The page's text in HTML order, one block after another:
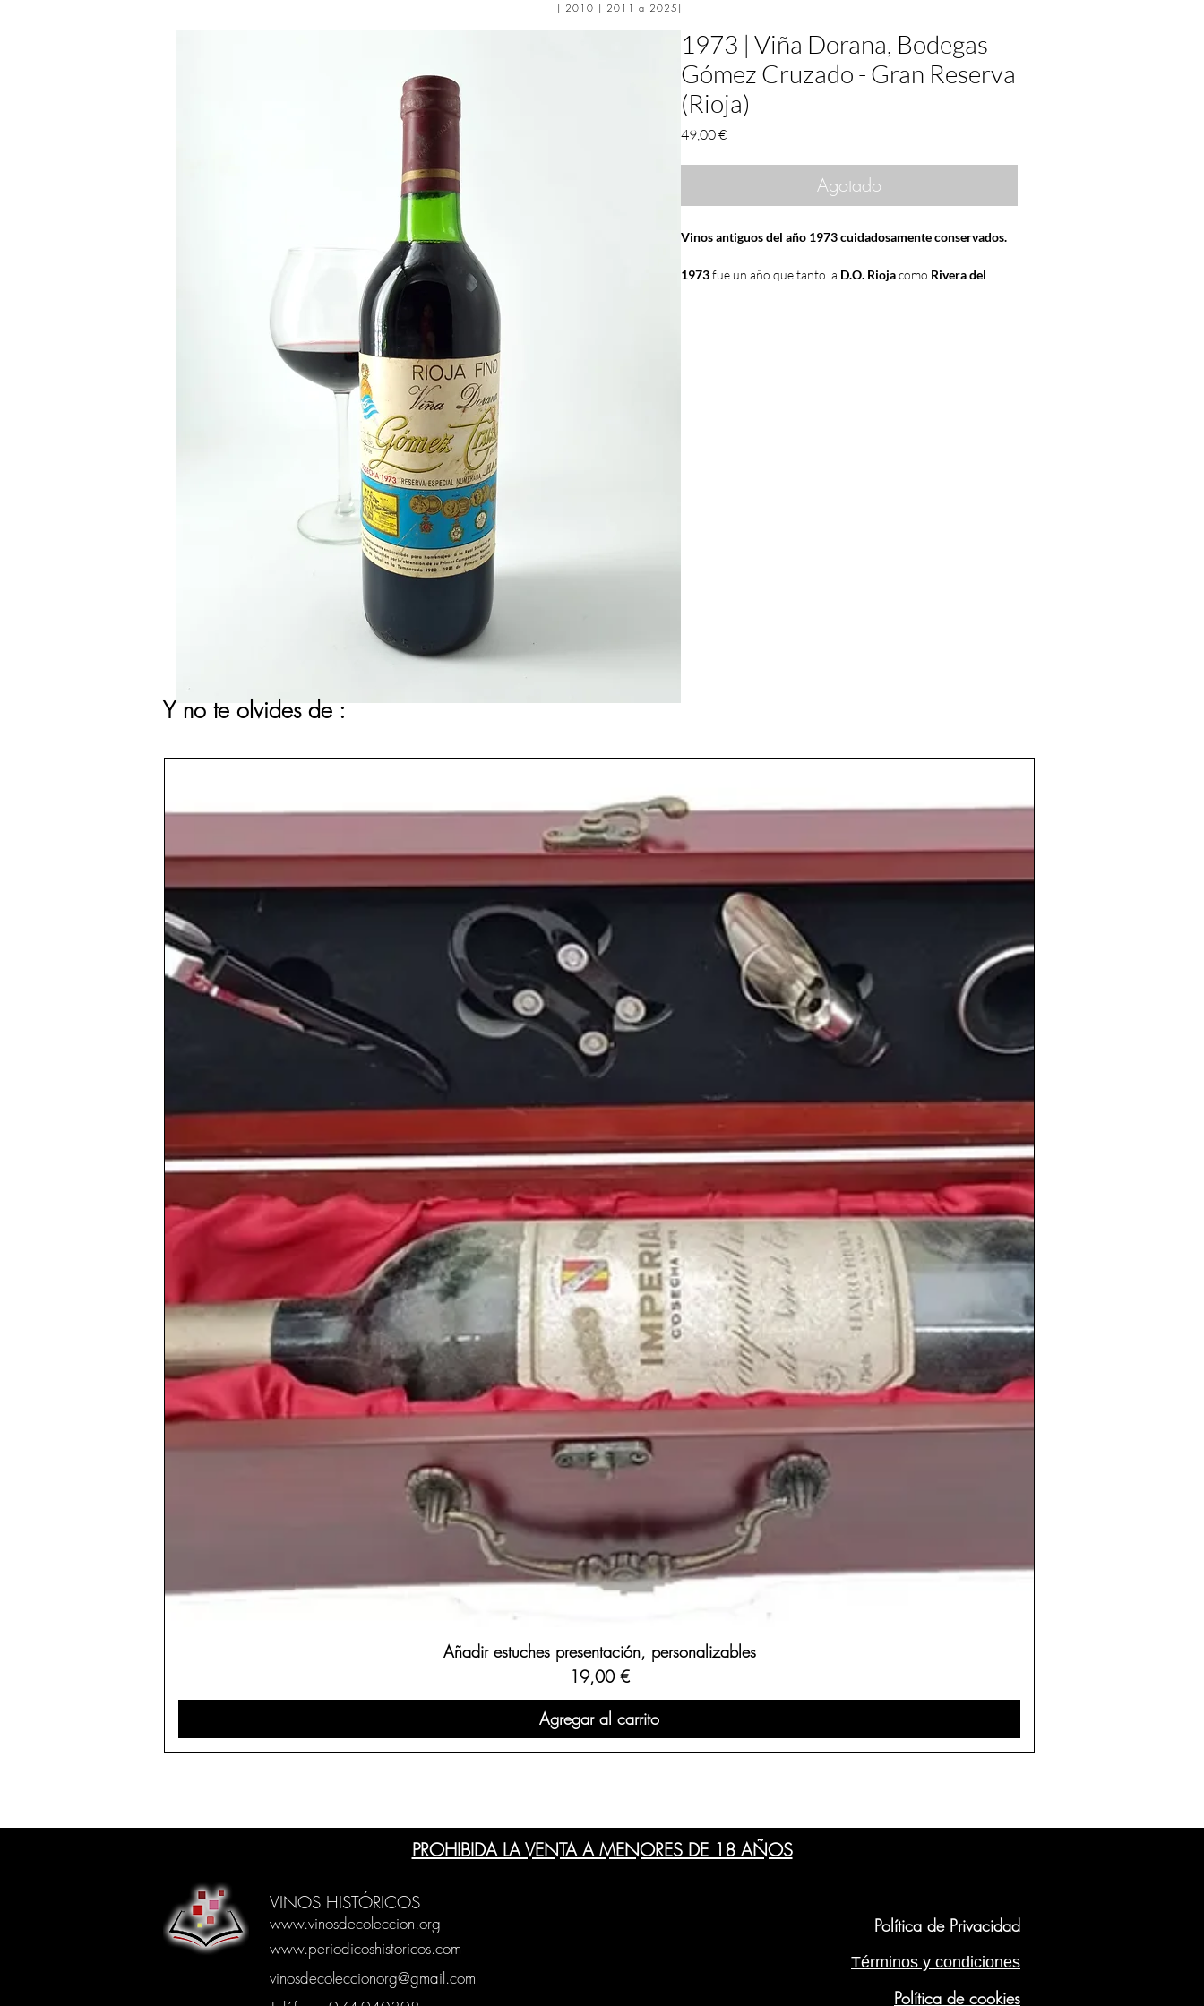
| 2010 | 2011 a 2025 |
1973 | Viña Dorana, Bodegas
Gómez Cruzado - Gran Reserva
(Rioja)
49,00 €Precio
Agotado
Vinos antiguos del año 1973 cuidadosamente conservados.
1973fue un año que tanto la D.O. Riojacomo Rivera del
Y no te olvides de :
Añadir estuches presentación, personalizables
Precio
19,00 €
Agregar al carrito
PROHIBIDA LA VENTA A MENORES DE 18 AÑOS
VINOS HISTÓRICOS
www.vinosdecoleccion.org
www.periodicoshistoricos.com
vinosdecoleccionorg@gmail.com
Política de Privacidad
Términos y condiciones
Política de cookies